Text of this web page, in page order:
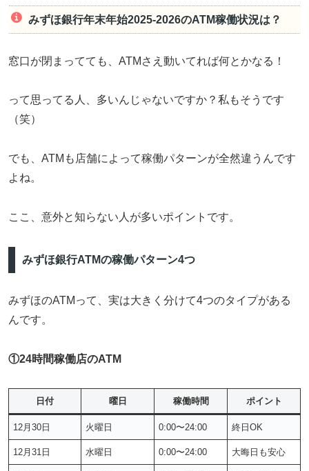
みずほ銀行年末年始2025-2026のATM稼働状況は？
窓口が閉まってても、ATMさえ動いてれば何とかなる！
って思ってる人、多いんじゃないですか？私もそうです
（笑）
でも、ATMも店舗によって稼働パターンが全然違うんです
よね。
ここ、意外と知らない人が多いポイントです。
みずほ銀行ATMの稼働パターン4つ
みずほのATMって、実は大きく分けて4つのタイプがある
んです。
①24時間稼働店のATM
日付 曜日 稼働時間 ポイント
12月30日 火曜日 0:00〜24:00 終日OK
12月31日 水曜日 0:00〜24:00 大晦日も安心